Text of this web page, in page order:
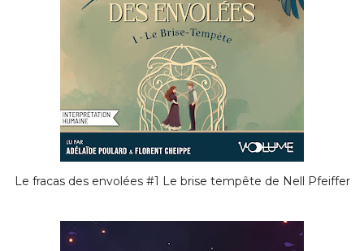
Le fracas des envolées #1 Le brise tempête de Nell Pfeiffer